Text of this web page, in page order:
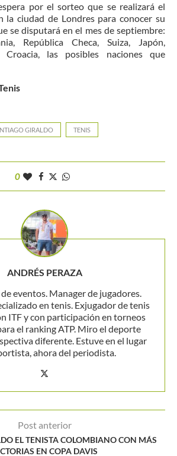
por el sorteo que se realizará el
la ciudad de Londres para conocer su
se disputará en el mes de septiembre:
República Checa, Suiza, Japón,
Croacia, las posibles naciones que
GIRALDO TENIS
0
ANDRÉS PERAZA
eventos. Manager de jugadores.
en tenis. Exjugador de tenis
ITF y con participación en torneos
el ranking ATP. Miro el deporte
diferente. Estuve en el lugar
ahora del periodista.
Post anterior
EL TENISTA COLOMBIANO CON MÁS
EN COPA DAVIS